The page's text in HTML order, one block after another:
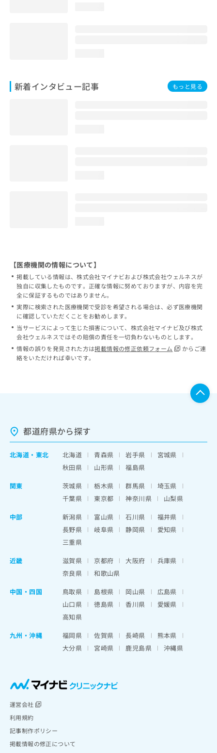
新着インタビュー記事 もっと見る
【医療機関の情報について】
掲載している情報は、株式会社マイナビおよび株式会社ウェルネスが
独自に収集したものです。正確な情報に努めておりますが、内容を完
全に保証するものではありません。
実際に検索された医療機関で受診を希望される場合は、必ず医療機関
に確認していただくことをお勧めします。
当サービスによって生じた損害について、株式会社マイナビ及び株式
会社ウェルネスではその賠償の責任を一切負わないものとします。
情報の誤りを発見された方は掲載情報の修正依頼フォーム
からご連
絡をいただければ幸いです。
都道府県から探す
北海道 ・ 東北 北海道 青森県 岩手県
宮城県
秋田県
山形県
福島県
関東
茨城県 栃木県 群馬県
埼玉県
千葉県
東京都 神奈川県
山梨県
中部
新潟県 富山県 石川県
福井県
長野県
岐阜県 静岡県
愛知県
三重県
近畿
滋賀県 京都府 大阪府
兵庫県
奈良県
和歌山県
中国・四国
鳥取県 島根県 岡山県
広島県
山口県
徳島県 香川県
愛媛県
高知県
九州・沖縄
福岡県 佐賀県 長崎県
熊本県
大分県
宮崎県 鹿児島県 沖縄県
運営会社
利用規約
記事制作ポリシー
掲載情報の修正について